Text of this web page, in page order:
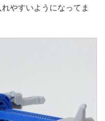
やすいようになってま